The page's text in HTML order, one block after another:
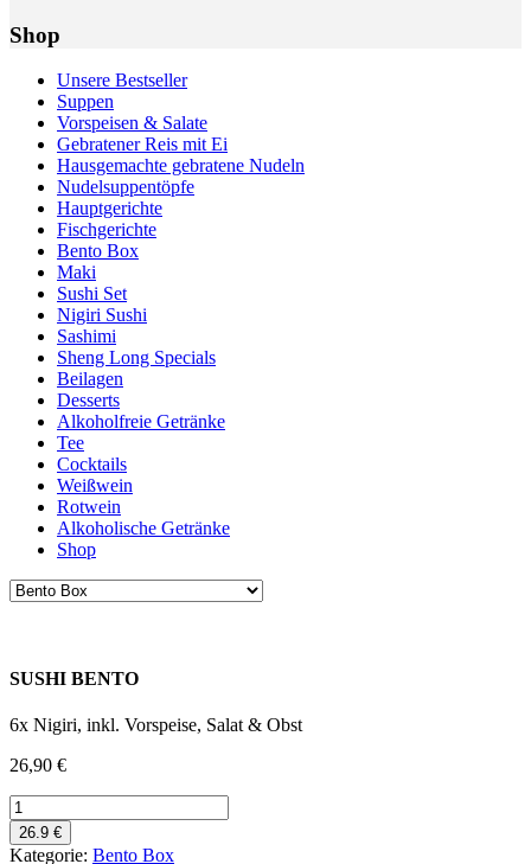
Shop
Unsere Bestseller
Suppen
Vorspeisen & Salate
Gebratener Reis mit Ei
Hausgemachte gebratene Nudeln
Nudelsuppentöpfe
Hauptgerichte
Fischgerichte
Bento Box
Maki
Sushi Set
Nigiri Sushi
Sashimi
Sheng Long Specials
Beilagen
Desserts
Alkoholfreie Getränke
Tee
Cocktails
Weißwein
Rotwein
Alkoholische Getränke
Shop
SUSHI BENTO
6x Nigiri, inkl. Vorspeise, Salat & Obst
26,90 €
SUSHI
BENTO
Menge
26.9 €
Kategorie: Bento Box